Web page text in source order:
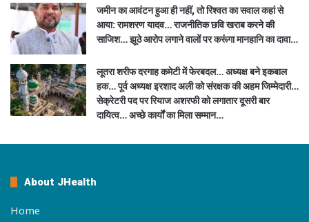
जमीन का आवंटन हुआ ही नहीं, तो रिश्वत का सवाल कहां से
आया: रामशरण यादव… राजनीतिक छवि खराब करने की
साजिश… झूठे आरोप लगाने वालों पर करूंगा मानहानि का दावा…
लूतरा शरीफ दरगाह कमेटी में फेरबदल… अध्यक्ष बने इकबाल
हक… पूर्व अध्यक्ष इरशाद अली को संरक्षक की अहम जिम्मेदारी…
सेक्रेटरी पद पर रियाज अशरफी को लगातार दूसरी बार
दायित्व… अच्छे कार्यों का मिला सम्मान…
About JHealth
Home